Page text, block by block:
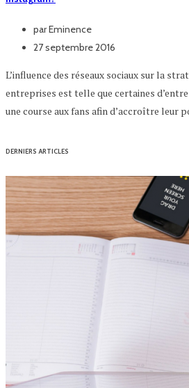
parEminence
27 septembre 2016
L’influence des réseaux sociaux sur la
entreprises est telle que certaines
une course aux fans afin d’accroître leur
DERNIERS ARTICLES